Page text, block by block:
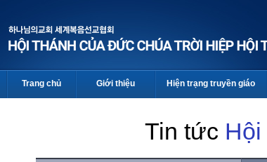
Trang chủ Giới thiệu Hiện trạng truyền giáo
Tin tức